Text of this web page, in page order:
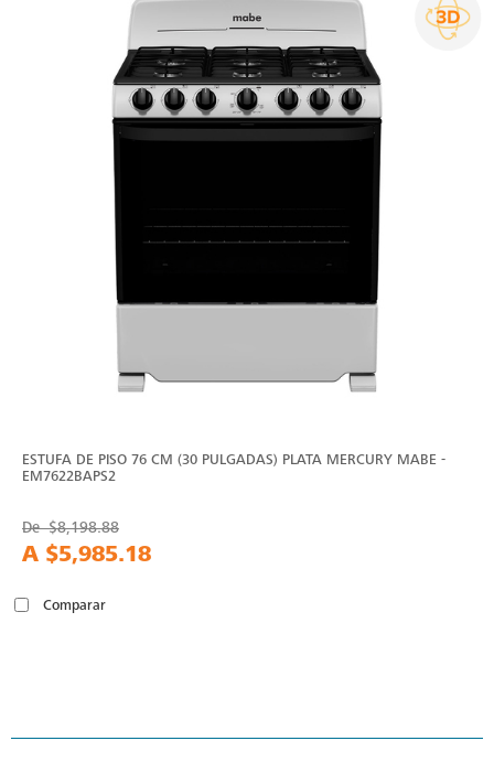
ESTUFA DE PISO 76 CM (30 PULGADAS) PLATA MERCURY MABE -
EM7622BAPS2
De$8,198.88
A $5,985.18
Comparar